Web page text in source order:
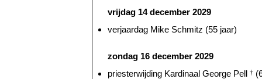
vrijdag 14 december 2029
verjaardag Mike Schmitz (55 jaar)
zondag 16 december 2029
priesterwijding Kardinaal George Pell †